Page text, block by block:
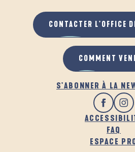
AU GRAND AIR
S'ABONNER À LA
FAQ
ESPACE
CONTACTER L'OFFICE
COMMENT